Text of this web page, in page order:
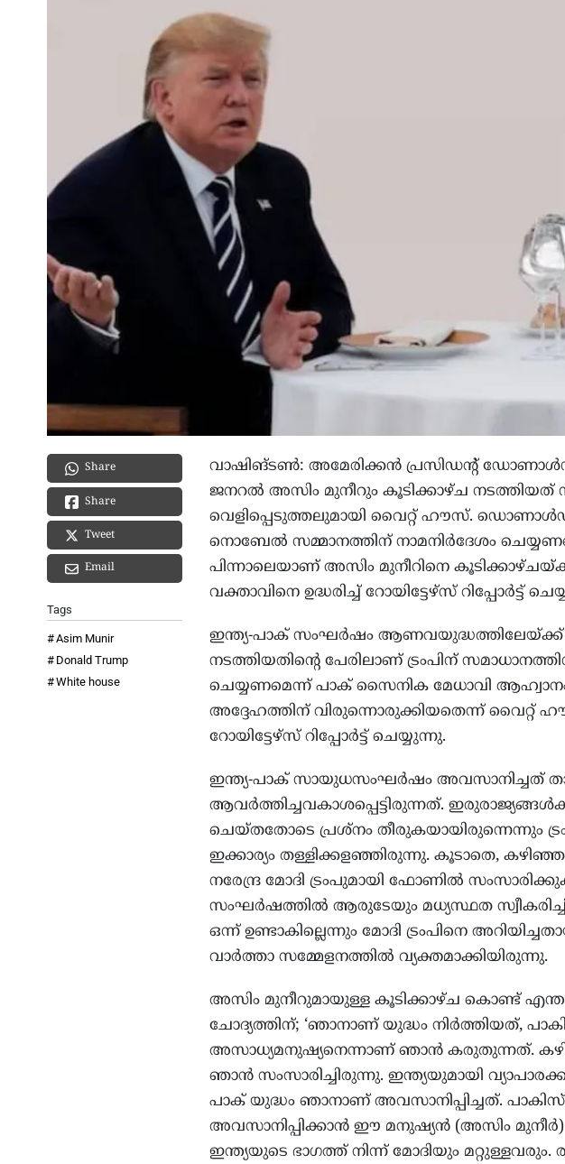
Share
Share
Tweet
Email
Tags
Asim Munir
Donald Trump
White house
വാഷിങ്ടൺ: അമേരിക്കൻ പ്രസിഡന്‍റ്
ജനറൽ അസിം മുനീറും കൂടിക്കാഴ്ച നടത്തിയത്
വെളിപ്പെടുത്തലുമായി വൈറ്റ് ഹൗസ്‌. ഡൊണാൾഡ്
നൊബേൽ സമ്മാനത്തിന് നാമനിർദേശം
പിന്നാലെയാണ് അസിം മുനീറിനെ
വക്താവിനെ ഉദ്ധരിച്ച് റോയിട്ടേഴ്‌സ് റിപ്പോർട്ട്
ഇന്ത്യ-പാക് സംഘർഷം ആണവയുദ്ധത്തിലേയ്ക്ക്
നടത്തിയതിന്‍റെ പേരിലാണ് ട്രംപിന്
ചെയ്യണമെന്ന് പാക് സൈനിക മേധാവി
അദ്ദേഹത്തിന് വിരുന്നൊരുക്കിയതെന്ന് വൈറ്റ്
റോയിട്ടേഴ്‌സ് റിപ്പോർട്ട് ചെയ്യുന്നു.
ഇന്ത്യ-പാക് സായുധസംഘർഷം അവസാനിച്ചത്
ആവർത്തിച്ചവകാശപ്പെട്ടിരുന്നത്.
ചെയ്തതോടെ പ്രശ്നം തീരുകയായിരുന്നെന്നും
ഇക്കാര്യം തള്ളിക്കളഞ്ഞിരുന്നു. കൂടാതെ,
നരേന്ദ്ര മോദി ട്രംപുമായി ഫോണിൽ
സംഘർഷത്തിൽ ആരുടേയും മധ്യസ്ഥത
ഒന്ന് ഉണ്ടാകില്ലെന്നും മോദി ട്രംപിനെ
വാർത്താ സമ്മേളനത്തിൽ വ്യക്തമാക്കിയിരുന്നു.
അസിം മുനീറുമായുള്ള കൂടിക്കാഴ്ച കൊണ്ട്
ചോദ്യത്തിന്; ‘ഞാനാണ് യുദ്ധം നിർത്തിയത്,
അസാധ്യമനുഷ്യനെന്നാണ് ഞാൻ കരുതുന്നത്.
ഞാൻ സംസാരിച്ചിരുന്നു. ഇന്ത്യയുമായി
പാക് യുദ്ധം ഞാനാണ് അവസാനിപ്പിച്ചത്.
അവസാനിപ്പിക്കാൻ ഈ മനുഷ്യൻ (അസിം മുനീർ)
ഇന്ത്യയുടെ ഭാഗത്ത് നിന്ന് മോദിയും